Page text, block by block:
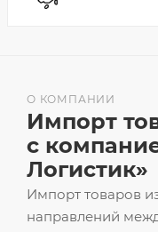
Импорт товаров
направлений
О КОМПАНИИ
Импорт
с
Логистик»